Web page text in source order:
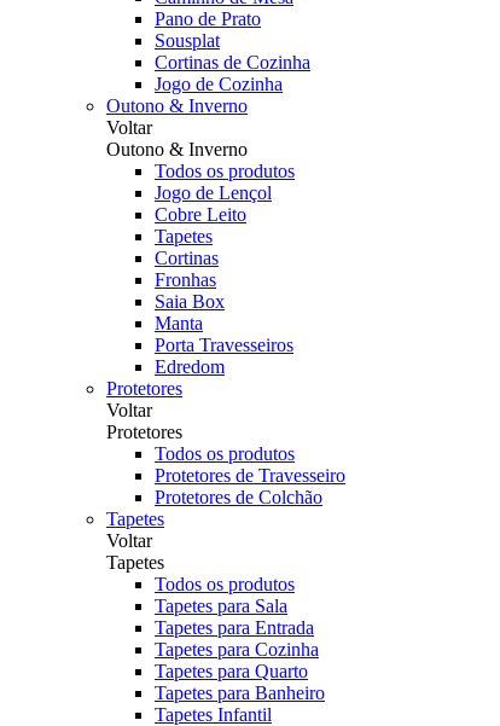
Pano de Prato
Sousplat
Cortinas de Cozinha
Jogo de Cozinha
Outono & Inverno
Voltar
Outono & Inverno
Todos os produtos
Jogo de Lençol
Cobre Leito
Tapetes
Cortinas
Fronhas
Saia Box
Manta
Porta Travesseiros
Edredom
Protetores
Voltar
Protetores
Todos os produtos
Protetores de Travesseiro
Protetores de Colchão
Tapetes
Voltar
Tapetes
Todos os produtos
Tapetes para Sala
Tapetes para Entrada
Tapetes para Cozinha
Tapetes para Quarto
Tapetes para Banheiro
Tapetes Infantil